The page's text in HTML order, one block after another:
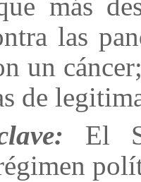
las
un
de
El